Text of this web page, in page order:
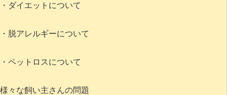
・ダイエットについて
・脱アレルギーについて
・ペットロスについて
様々な飼い主さんの問題